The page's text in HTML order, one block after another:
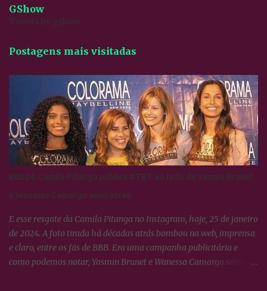
GShow
Tweets by gshow
Postagens mais visitadas
BBB24: Camila Pitanga publica #TBT ao lado de Yasmin Brunet
e Wanessa Camargo anos atrás
E esse resgate da Camila Pitanga no Instagram, hoje, 25 de janeiro
de 2024. A foto tirada há décadas atrás bombou na web, imprensa
e claro, entre os fãs de BBB. Era uma campanha publicitária e
como podemos notar, Yasmin Brunet e Wanessa Camargo sempre